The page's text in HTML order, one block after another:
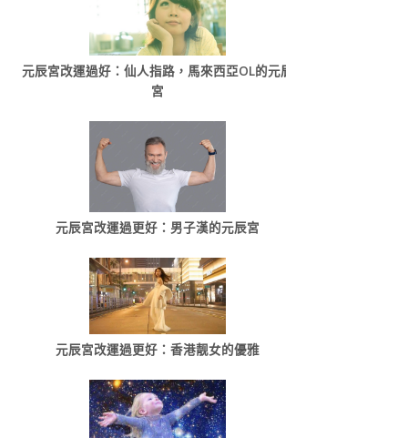
元辰宮改運過好：仙人指路，馬來西亞OL的元辰
宮
元辰宮改運過更好：男子漢的元辰宮
元辰宮改運過更好：香港靓女的優雅